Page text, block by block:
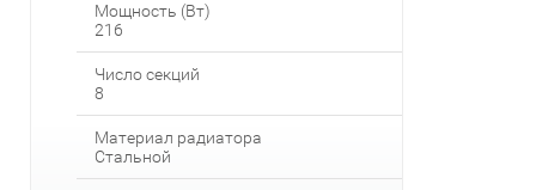
Мощность (Вт)
216
Число секций
8
Материал радиатора
Стальной